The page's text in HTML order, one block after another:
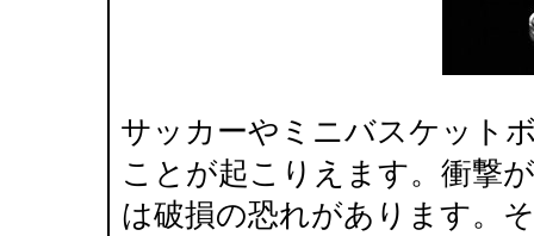
サッカーやミニバスケット
ことが起こりえます。衝撃
は破損の恐れがあります。